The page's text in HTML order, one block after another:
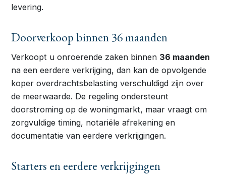
levering.
Doorverkoop binnen 36 maanden
Verkoopt u onroerende zaken binnen 36 maanden
na een eerdere verkrijging, dan kan de opvolgende
koper overdrachtsbelasting verschuldigd zijn over
de meerwaarde. De regeling ondersteunt
doorstroming op de woningmarkt, maar vraagt om
zorgvuldige timing, notariële afrekening en
documentatie van eerdere verkrijgingen.
Starters en eerdere verkrijgingen